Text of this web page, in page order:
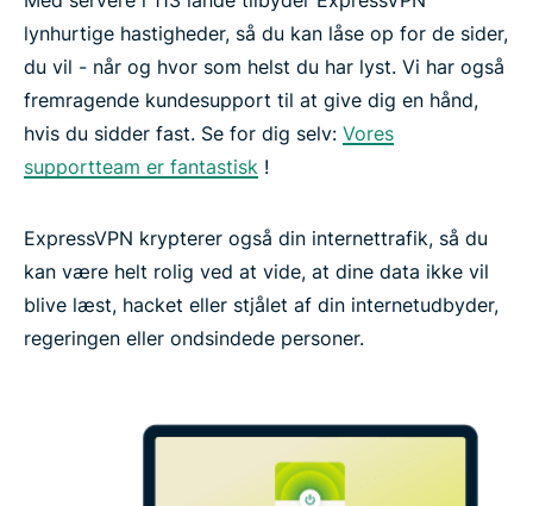
lynhurtige hastigheder, så du kan låse op for de sider,
du vil - når og hvor som helst du har lyst. Vi har også
fremragende kundesupport til at give dig en hånd,
hvis du sidder fast. Se for dig selv: Vores
supportteam er fantastisk !
ExpressVPN krypterer også din internettrafik, så du
kan være helt rolig ved at vide, at dine data ikke vil
blive læst, hacket eller stjålet af din internetudbyder,
regeringen eller ondsindede personer.